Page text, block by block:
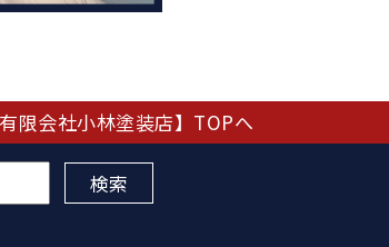
限会社小林塗装店】TOPへ